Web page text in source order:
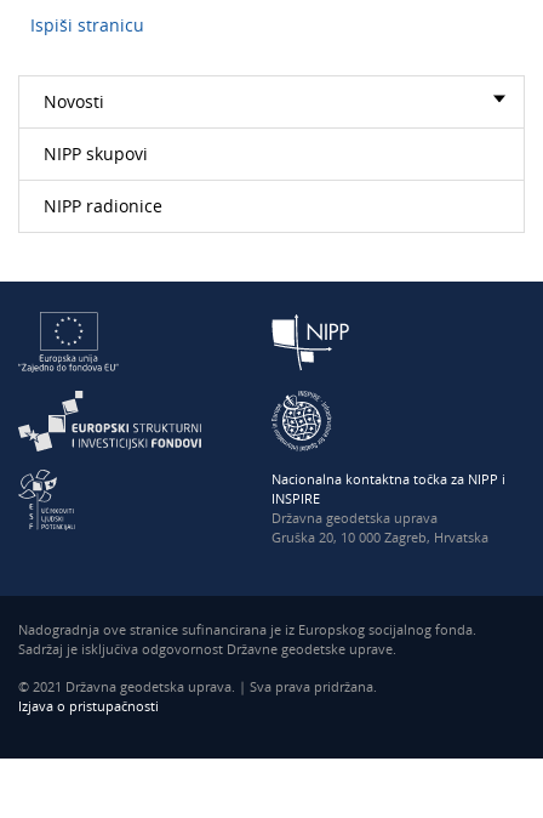
Ispiši stranicu
Novosti
NIPP skupovi
NIPP radionice
Nacionalna kontaktna točka za NIPP i
INSPIRE
Državna geodetska uprava
Gruška 20, 10 000 Zagreb, Hrvatska
Nadogradnja ove stranice sufinancirana je iz Europskog socijalnog fonda.
Sadržaj je isključiva odgovornost Državne geodetske uprave.
© 2021 Državna geodetska uprava. | Sva prava pridržana.
Izjava o pristupačnosti